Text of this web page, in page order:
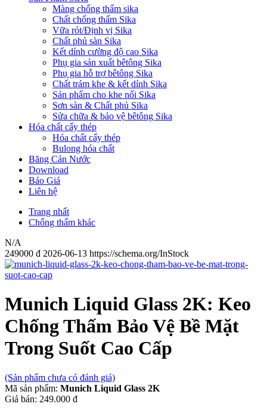
Màng chống thấm sika
Chất chống thấm Sika
Vữa rót/Định vị Sika
Chất phủ sàn Sika
Kết dính cường độ cao Sika
Phụ gia sản xuất bêtông Sika
Phụ gia hỗ trợ bêtông Sika
Chất trám khe & kết dính Sika
Sản phẩm cho khe nối Sika
Sơn sàn & Chất phủ Sika
Sửa chữa & bảo vệ bêtông Sika
Hóa chất cấy thép
Hóa chất cấy thép
Bulong hóa chất
Băng Cản Nước
Download
Báo Giá
Liên hệ
Trang nhất
Chống thấm khác
N/A
249000 đ 2026-06-13 https://schema.org/InStock
Munich Liquid Glass 2K: Keo
Chống Thấm Bảo Vệ Bề Mặt
Trong Suốt Cao Cấp
(Sản phẩm chưa có đánh giá)
Mã sản phẩm: Munich Liquid Glass 2K
Giá bán: 249.000 đ